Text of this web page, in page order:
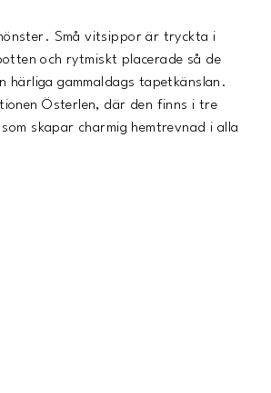
Små vitsippor är tryckta i
och rytmiskt placerade så de
gammaldags tapetkänslan.
Österlen, där den finns i tre
skapar charmig hemtrevnad i alla